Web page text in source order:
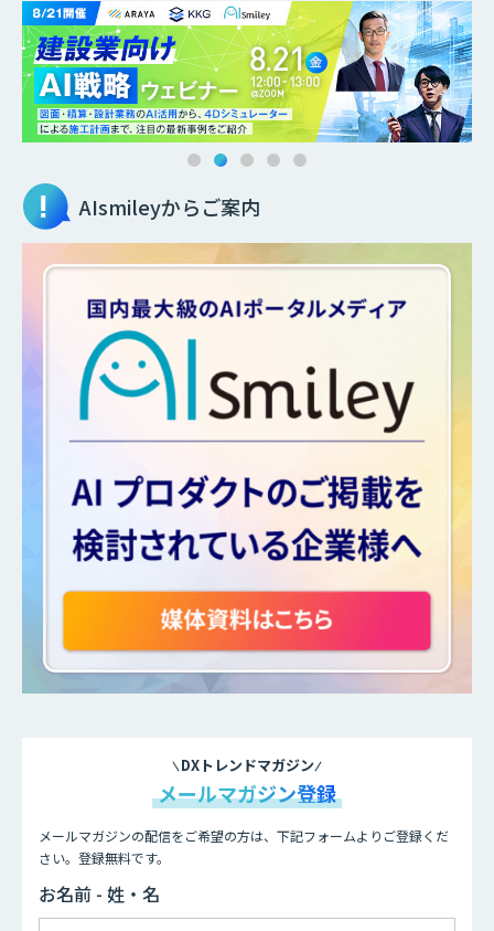
AIsmileyからご案内
DXトレンドマガジン
メールマガジン登録
メールマガジンの配信をご希望の方は、下記フォームよりご登録くだ
さい。登録無料です。
お名前 - 姓・名